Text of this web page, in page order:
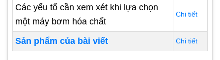
Các yếu tố cần xem xét khi lựa chọn
một máy bơm hóa chất
Chi tiết
Sản phẩm của bài viết Chi tiết